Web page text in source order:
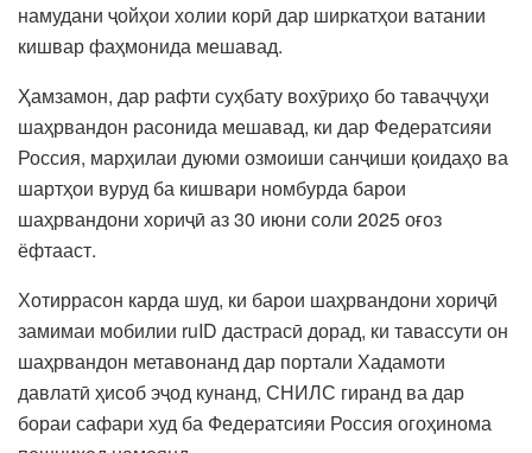
намудани ҷойҳои холии корӣ дар ширкатҳои ватании
кишвар фаҳмонида мешавад.
Ҳамзамон, дар рафти суҳбату вохӯриҳо бо таваҷҷуҳи
шаҳрвандон расонида мешавад, ки дар Федератсияи
Россия, марҳилаи дуюми озмоиши санҷиши қоидаҳо ва
шартҳои вуруд ба кишвари номбурда барои
шаҳрвандони хориҷӣ аз 30 июни соли 2025 оғоз
ёфтааст.
Хотиррасон карда шуд, ки барои шаҳрвандони хориҷӣ
замимаи мобилии ruID дастрасӣ дорад, ки тавассути он
шаҳрвандон метавонанд дар портали Хадамоти
давлатӣ ҳисоб эҷод кунанд, СНИЛС гиранд ва дар
бораи сафари худ ба Федератсияи Россия огоҳинома